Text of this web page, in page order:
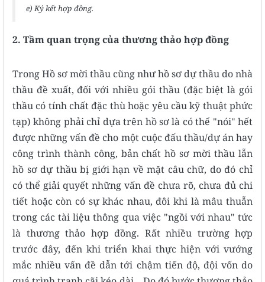
e) Ký kết hợp đồng.
2. Tầm quan trọng của thương thảo hợp đồng
Trong Hồ sơ mời thầu cũng như hồ sơ dự thầu do nhà
thầu đề xuất, đối với nhiều gói thầu (đặc biệt là gói
thầu có tính chất đặc thù hoặc yêu cầu kỹ thuật phức
tạp) không phải chỉ dựa trên hồ sơ là có thể "nói" hết
được những vấn đề cho một cuộc đấu thầu/dự án hay
công trình thành công, bản chất hồ sơ mời thầu lẫn
hồ sơ dự thầu bị giới hạn về mặt câu chữ, do đó chỉ
có thể giải quyết những vấn đề chưa rõ, chưa đủ chi
tiết hoặc còn có sự khác nhau, đôi khi là mâu thuẫn
trong các tài liệu thông qua việc "ngồi với nhau" tức
là thương thảo hợp đồng. Rất nhiều trường hợp
trước đây, đến khi triển khai thực hiện với vướng
mắc nhiều vấn đề dẫn tới chậm tiến độ, đội vốn do